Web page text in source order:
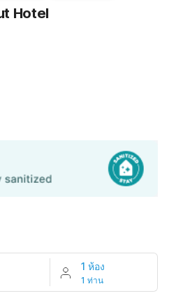
Hotel
1 ห้อง
1 ท่าน